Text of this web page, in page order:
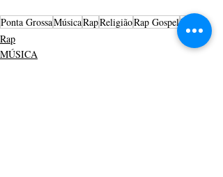
Ponta GrossaMúsicaRapReligiãoRap GospelFé
Rap
MÚSICA